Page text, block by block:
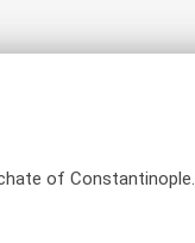
of Constantinople.